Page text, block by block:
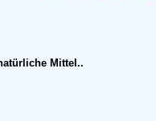
Mittel..